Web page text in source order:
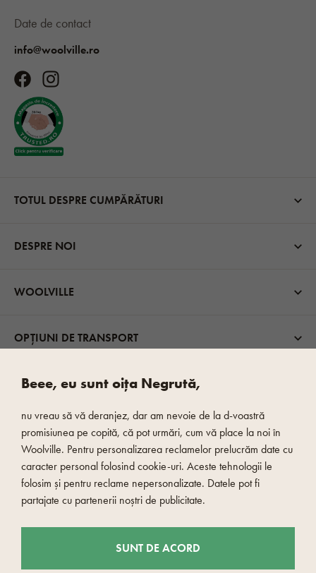
Date de contact
info@woolville.ro
TOTUL DESPRE CUMPĂRĂTURI
DESPRE NOI
WOOLVILLE
OPȚIUNI DE TRANSPORT
PLATĂ RAPIDĂ ȘI SIGURĂ
Beee, eu sunt oița Negrută,
nu vreau să vă deranjez, dar am nevoie de la d-voastră
promisiunea pe copită, că pot urmări, cum vă place la noi în
Woolville. Pentru personalizarea reclamelor prelucrăm date cu
caracter personal folosind cookie-uri. Aceste tehnologii le
folosim și pentru reclame nepersonalizate. Datele pot fi
partajate cu partenerii noștri de publicitate.
SUNT DE ACORD